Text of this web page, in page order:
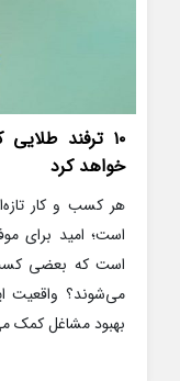
۱۰ ترفند
خواهد کرد
هر کسب و کار
است؛ امید برای
است که بعضی
می‌شوند؟ واقعیت
بهبود مشاغل کمک